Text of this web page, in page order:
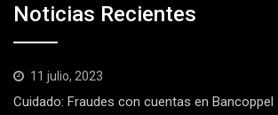
Noticias Recientes
11 julio, 2023
Cuidado: Fraudes con cuentas en Bancoppel